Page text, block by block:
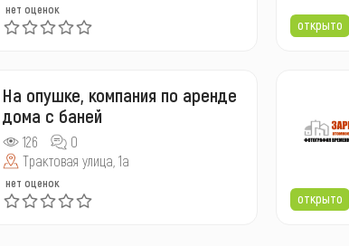
нет оценок
открыто
На опушке, компания по аренде
дома с баней
126
0
Трактовая улица, 1а
нет оценок
открыто